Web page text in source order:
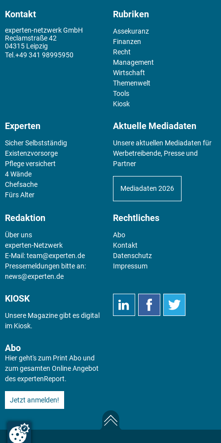
Kontakt
experten-netzwerk GmbH
Reclamstraße 42
04315 Leipzig
+49 341 98995950
Rubriken
Assekuranz
Finanzen
Recht
Management
Wirtschaft
Themenwelt
Tools
Kiosk
Experten
Sicher Selbstständig
Existenz­vorsorge
Pflege versichert
4 Wände
Chefsache
Fürs Alter
Aktuelle Mediadaten
Unsere aktuellen Mediadaten für
Werbetreibende, Presse und
Partner
Mediadaten 2026
Redaktion
Über uns
experten-Netzwerk
E-Mail:team@experten.de
Pressemeldungen bitte an:
news@experten.de
Rechtliches
Abo
Kontakt
Datenschutz
Impressum
KIOSK
Unsere Magazine gibt es digital
im Kiosk.
Abo
Hier geht's zum Print Abo und
zum gesamten Online Angebot
des expertenReport.
Jetzt anmelden!